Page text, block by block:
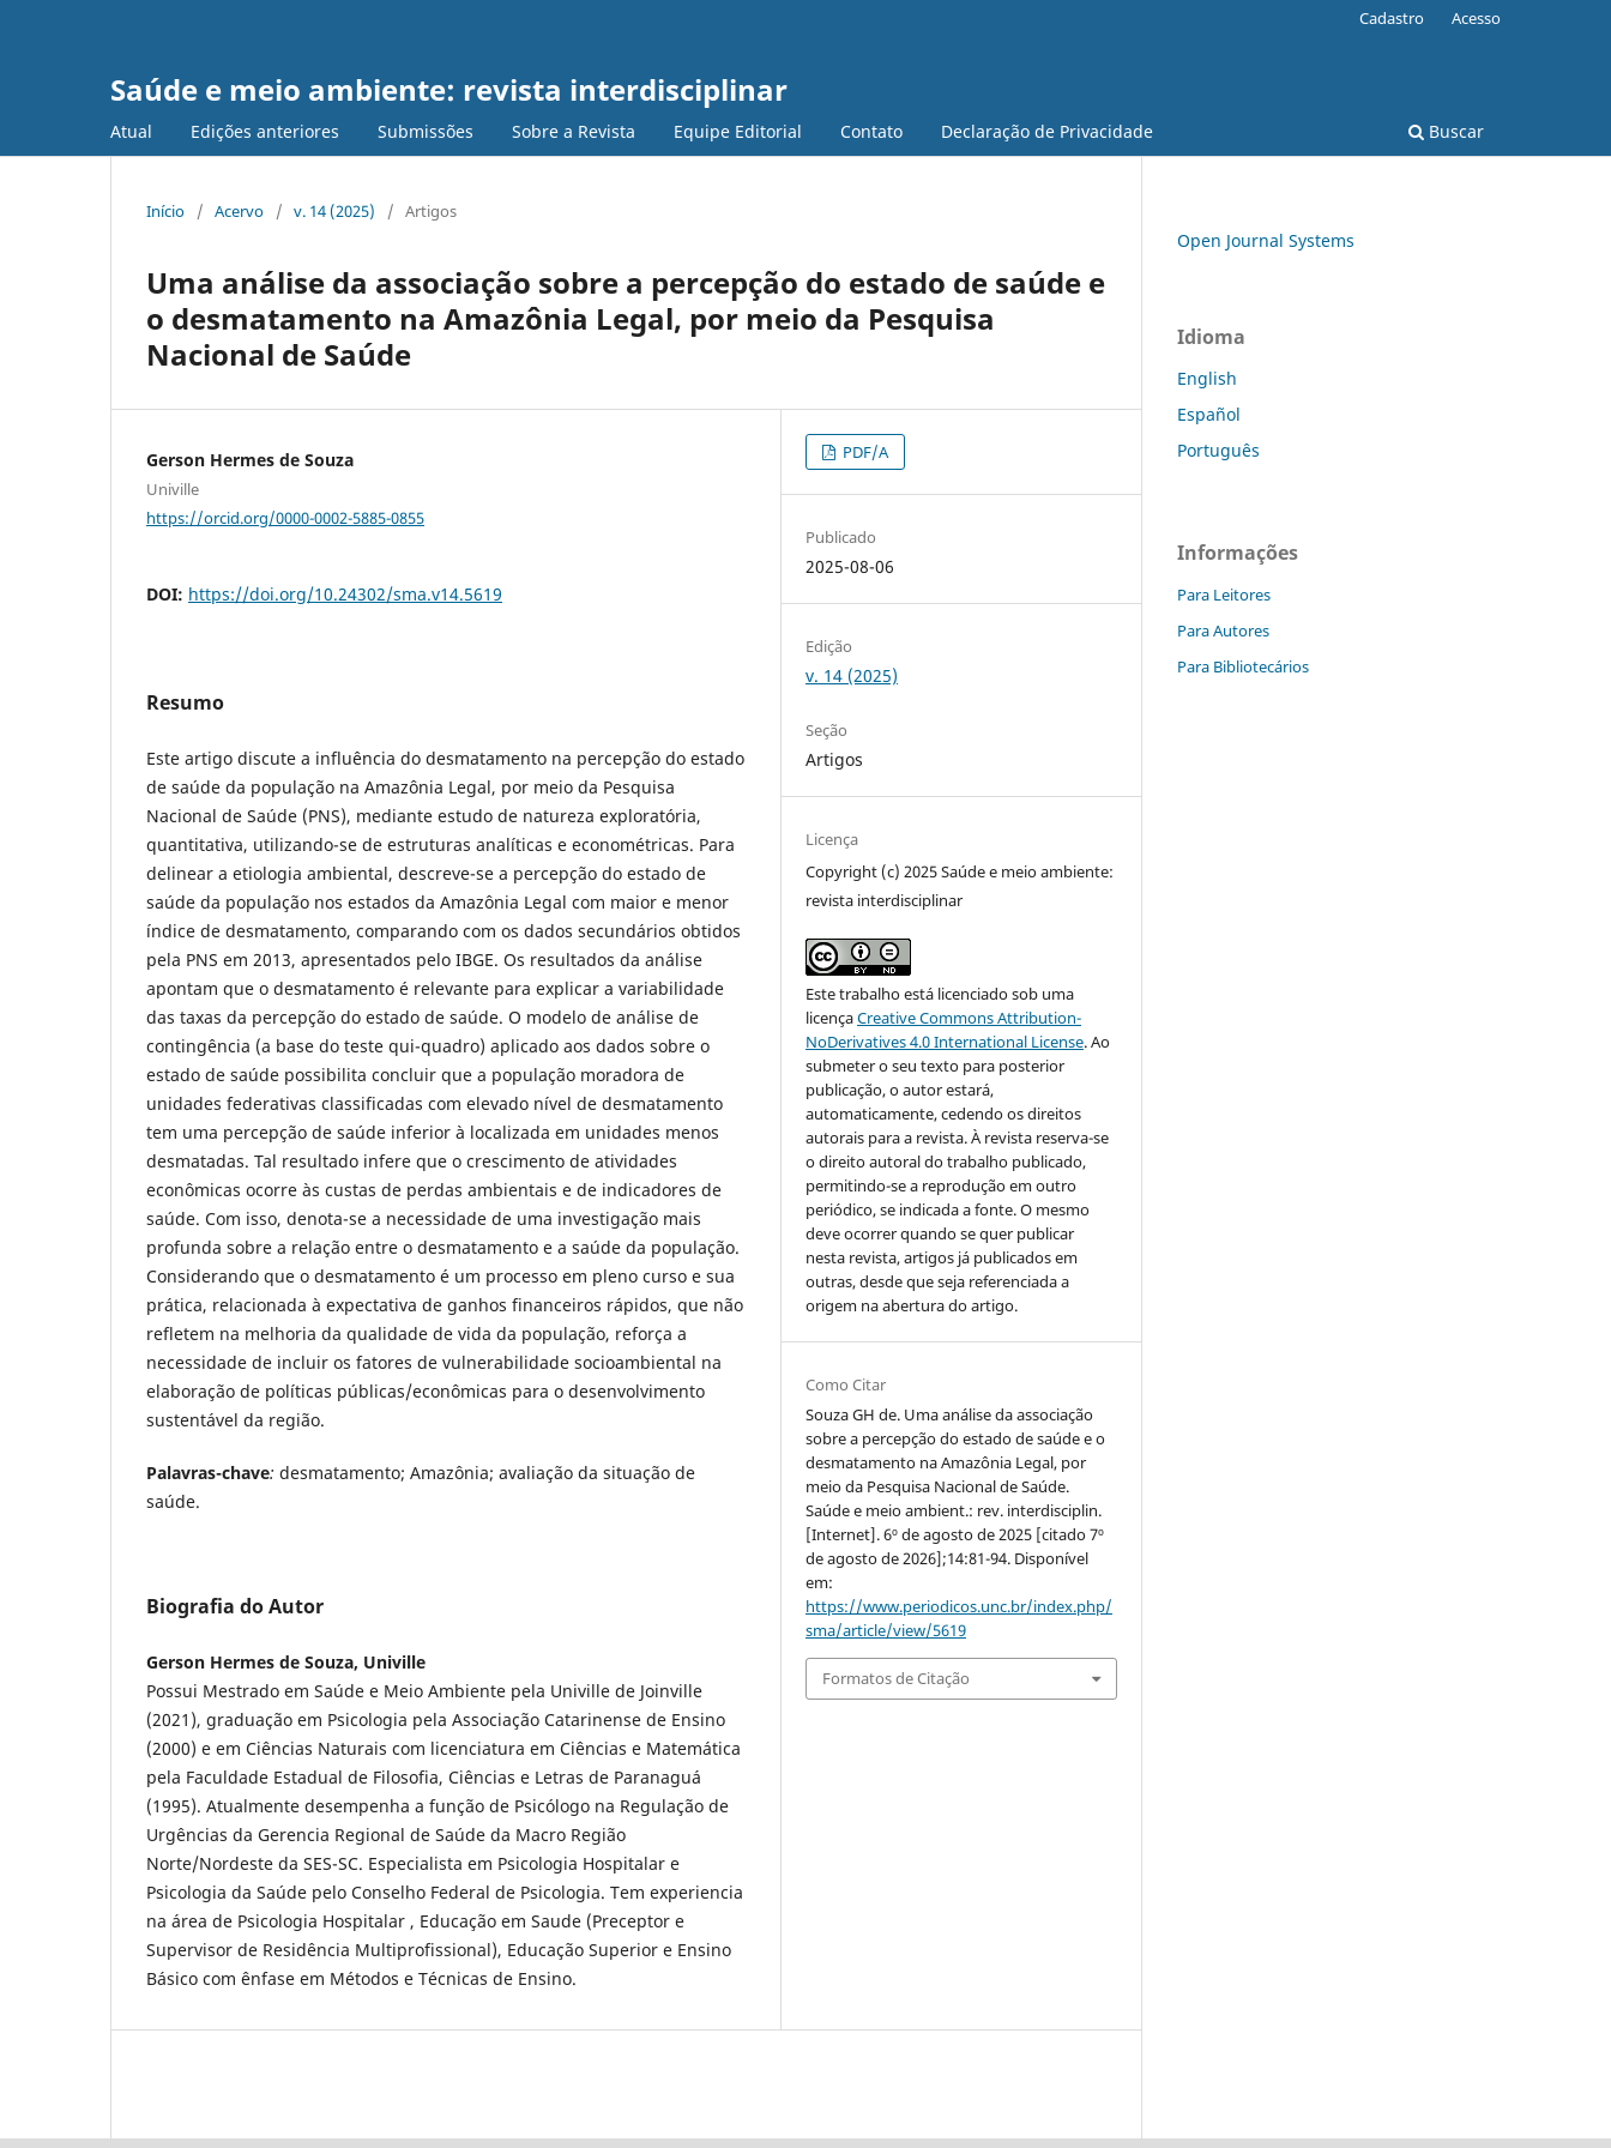
Saúde e meio ambiente: revista interdisciplinar
Atual Edições anteriores Submissões Sobre a Revista Equipe Editorial Contato Declaração de Privacidade Buscar
Cadastro Acesso
Início / Acervo / v. 14 (2025) / Artigos
Uma análise da associação sobre a percepção do estado de saúde e
o desmatamento na Amazônia Legal, por meio da Pesquisa
Nacional de Saúde
Gerson Hermes de Souza
Univille
https://orcid.org/0000-0002-5885-0855
DOI: https://doi.org/10.24302/sma.v14.5619
Resumo
Este artigo discute a influência do desmatamento na percepção do estado
de saúde da população na Amazônia Legal, por meio da Pesquisa
Nacional de Saúde (PNS), mediante estudo de natureza exploratória,
quantitativa, utilizando-se de estruturas analíticas e econométricas. Para
delinear a etiologia ambiental, descreve-se a percepção do estado de
saúde da população nos estados da Amazônia Legal com maior e menor
índice de desmatamento, comparando com os dados secundários obtidos
pela PNS em 2013, apresentados pelo IBGE. Os resultados da análise
apontam que o desmatamento é relevante para explicar a variabilidade
das taxas da percepção do estado de saúde. O modelo de análise de
contingência (a base do teste qui-quadro) aplicado aos dados sobre o
estado de saúde possibilita concluir que a população moradora de
unidades federativas classificadas com elevado nível de desmatamento
tem uma percepção de saúde inferior à localizada em unidades menos
desmatadas. Tal resultado infere que o crescimento de atividades
econômicas ocorre às custas de perdas ambientais e de indicadores de
saúde. Com isso, denota-se a necessidade de uma investigação mais
profunda sobre a relação entre o desmatamento e a saúde da população.
Considerando que o desmatamento é um processo em pleno curso e sua
prática, relacionada à expectativa de ganhos financeiros rápidos, que não
refletem na melhoria da qualidade de vida da população, reforça a
necessidade de incluir os fatores de vulnerabilidade socioambiental na
elaboração de políticas públicas/econômicas para o desenvolvimento
sustentável da região.
Palavras-chave: desmatamento; Amazônia; avaliação da situação de
saúde.
Biografia do Autor
Gerson Hermes de Souza, Univille
Possui Mestrado em Saúde e Meio Ambiente pela Univille de Joinville
(2021), graduação em Psicologia pela Associação Catarinense de Ensino
(2000) e em Ciências Naturais com licenciatura em Ciências e Matemática
pela Faculdade Estadual de Filosofia, Ciências e Letras de Paranaguá
(1995). Atualmente desempenha a função de Psicólogo na Regulação de
Urgências da Gerencia Regional de Saúde da Macro Região
Norte/Nordeste da SES-SC. Especialista em Psicologia Hospitalar e
Psicologia da Saúde pelo Conselho Federal de Psicologia. Tem experiencia
na área de Psicologia Hospitalar , Educação em Saude (Preceptor e
Supervisor de Residência Multiprofissional), Educação Superior e Ensino
Básico com ênfase em Métodos e Técnicas de Ensino.
PDF/A
Publicado
2025-08-06
Edição
v. 14 (2025)
Seção
Artigos
Licença
Copyright (c) 2025 Saúde e meio ambiente:
revista interdisciplinar
Este trabalho está licenciado sob uma
licençaCreative Commons Attribution-
NoDerivatives 4.0 International License. Ao
submeter o seu texto para posterior
publicação, o autor estará,
automaticamente, cedendo os direitos
autorais para a revista. À revista reserva-se
o direito autoral do trabalho publicado,
permitindo-se a reprodução em outro
periódico, se indicada a fonte. O mesmo
deve ocorrer quando se quer publicar
nesta revista, artigos já publicados em
outras, desde que seja referenciada a
origem na abertura do artigo.
Como Citar
Souza GH de. Uma análise da associação
sobre a percepção do estado de saúde e o
desmatamento na Amazônia Legal, por
meio da Pesquisa Nacional de Saúde.
Saúde e meio ambient.: rev. interdisciplin.
[Internet]. 6º de agosto de 2025 [citado 7º
de agosto de 2026];14:81-94. Disponível
em:
https://www.periodicos.unc.br/index.php/
sma/article/view/5619
Formatos de Citação
Open Journal Systems
Idioma
English
Español
Português
Informações
Para Leitores
Para Autores
Para Bibliotecários